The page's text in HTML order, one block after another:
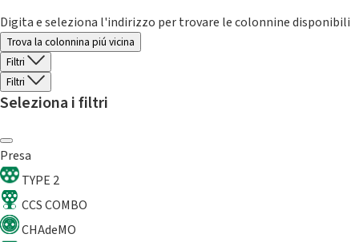
Digita e seleziona l'indirizzo per trovare le colonnine disponibili
Trova la colonnina piú vicina
Filtri
Filtri
Seleziona i filtri
Presa
TYPE 2
CCS COMBO
CHAdeMO